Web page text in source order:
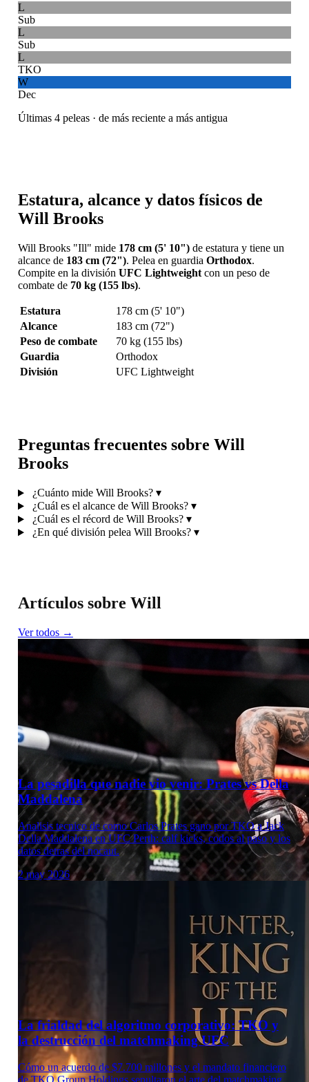
L
Sub
L
Sub
L
TKO
W
Dec
Últimas 4 peleas · de más reciente a más antigua
Estatura, alcance y datos físicos de
Will Brooks
Will Brooks "Ill" mide 178 cm (5' 10")de estatura y tiene un
alcance de 183 cm (72"). Pelea en guardia Orthodox.
Compite en la división UFC Lightweightcon un peso de
combate de 70 kg (155 lbs).
Estatura
178 cm (5' 10")
Alcance
183 cm (72")
Peso de combate
70 kg (155 lbs)
Guardia
Orthodox
División
UFC Lightweight
Preguntas frecuentes sobre Will
Brooks
¿Cuánto mide Will Brooks? ▾
¿Cuál es el alcance de Will Brooks? ▾
¿Cuál es el récord de Will Brooks? ▾
¿En qué división pelea Will Brooks? ▾
Artículos sobre Will
Ver todos →
La pesadilla que nadie vio venir: Prates vs Della
Maddalena
Analisis tecnico de como Carlos Prates gano por TKO a Jack
Della Maddalena en UFC Perth: calf kicks, codos al paso y los
datos detras del nocaut.
2 may 2026
La frialdad del algoritmo corporativo: TKO y
la destrucción del matchmaking UFC
Cómo un acuerdo de $7.700 millones y el mandato financiero
de TKO Group Holdings sepultaron el arte del matchmaking